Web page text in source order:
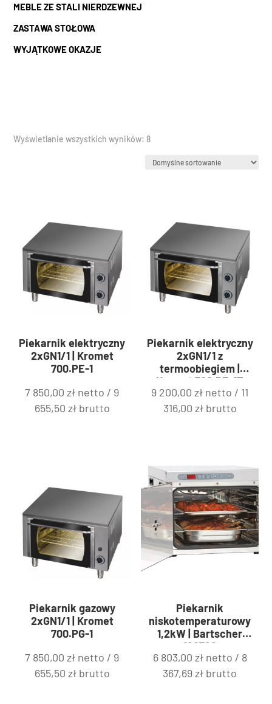
MEBLE ZE STALI NIERDZEWNEJ
ZASTAWA STOŁOWA
WYJĄTKOWE OKAZJE
Wyświetlanie wszystkich wyników: 8
Piekarnik elektryczny
2xGN1/1 | Kromet
700.PE-1
7 850,00zł netto / 9
655,50 złbrutto
Piekarnik elektryczny
2xGN1/1 z
termoobiegiem |
Kromet 700.PE-1T
9 200,00zł netto / 11
316,00 złbrutto
Piekarnik gazowy
2xGN1/1 | Kromet
700.PG-1
7 850,00zł netto / 9
655,50 złbrutto
Piekarnik
niskotemperaturowy
1,2kW | Bartscher
120792
6 803,00 zł netto / 8
367,69zł brutto